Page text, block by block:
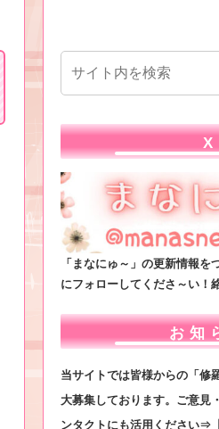
X
「まなにゅ～」の更新情報
にフォローしてくださ～い！
お知
当サイトでは皆様からの「修
大募集しております。ご意見
ンタクトにも活用ください⇒